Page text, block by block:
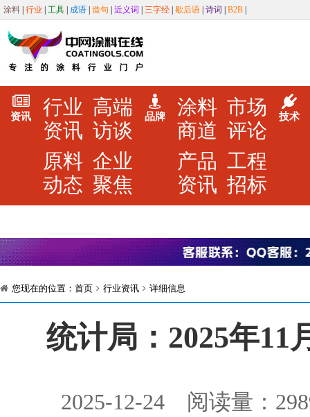
涂料 行业 工具 成语 造句 近义词 三字经 歇后语 诗词 B2B
资讯
行业
资讯
高端
访谈
原料
动态
企业
聚焦
品牌
涂料
商道
市场
评论
产品
资讯
工程
招标
技术
您现在的位置： 首页 行业资讯 详细信息
统计局：2025年11
2025-12-24 阅读量：